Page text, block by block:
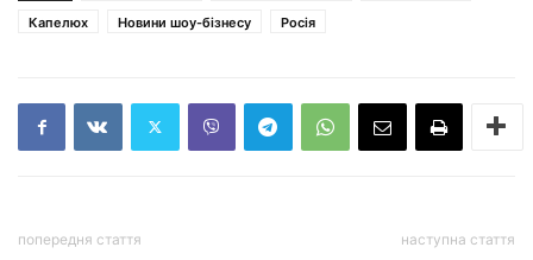
Капелюх
Новини шоу-бізнесу Росія
попередня стаття наступна стаття